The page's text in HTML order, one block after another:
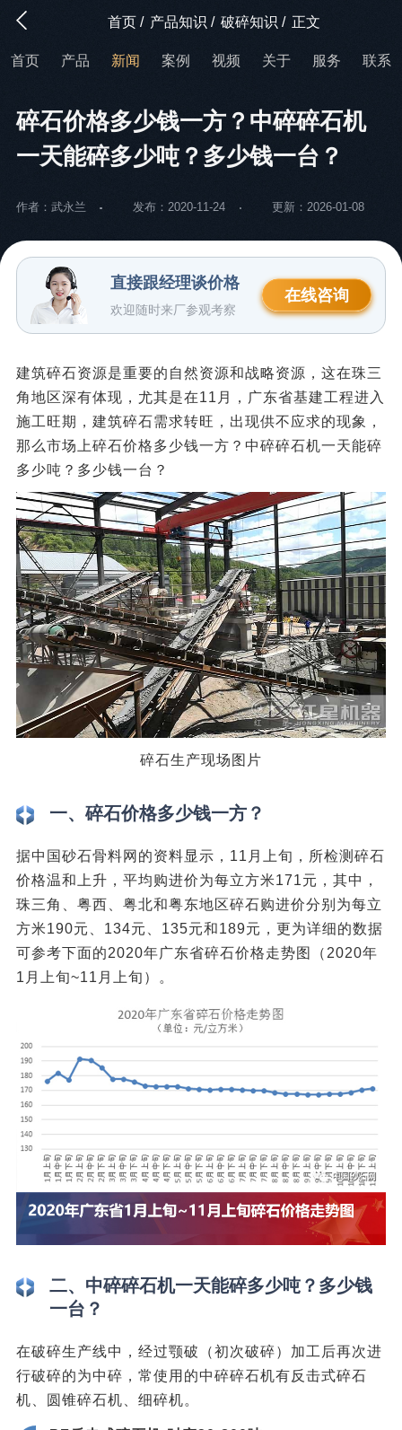
首页 / 产品知识 / 破碎知识 / 正文
首页 产品 新闻 案例 视频 关于 服务 联系
碎石价格多少钱一方？中碎碎石机
一天能碎多少吨？多少钱一台？
作者：武永兰 发布：2020-11-24 更新：2026-01-08
直接跟经理谈价格
欢迎随时来厂参观考察
在线咨询
建筑碎石资源是重要的自然资源和战略资源，这在珠三
角地区深有体现，尤其是在11月，广东省基建工程进入
施工旺期，建筑碎石需求转旺，出现供不应求的现象，
那么市场上碎石价格多少钱一方？中碎碎石机一天能碎
多少吨？多少钱一台？
碎石生产现场图片
一、碎石价格多少钱一方？
据中国砂石骨料网的资料显示，11月上旬，所检测碎石
价格温和上升，平均购进价为每立方米171元，其中，
珠三角、粤西、粤北和粤东地区碎石购进价分别为每立
方米190元、134元、135元和189元，更为详细的数据
可参考下面的2020年广东省碎石价格走势图（2020年
1月上旬~11月上旬）。
二、中碎碎石机一天能碎多少吨？多少钱
一台？
在破碎生产线中，经过颚破（初次破碎）加工后再次进
行破碎的为中碎，常使用的中碎碎石机有反击式碎石
机、圆锥碎石机、细碎机。